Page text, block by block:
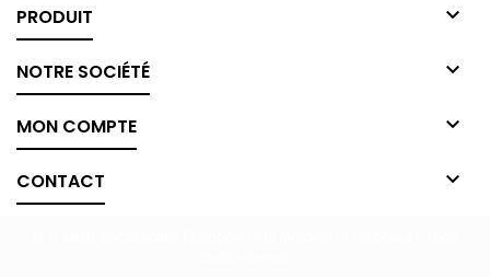
PRODUIT 
NOTRE SOCIÉTÉ 
MON COMPTE 
CONTACT 